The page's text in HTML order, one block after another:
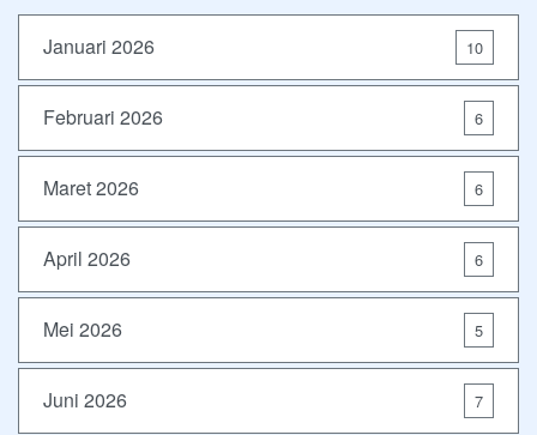
Januari 2026 10
Februari 2026 6
Maret 2026 6
April 2026 6
Mei 2026 5
Juni 2026 7